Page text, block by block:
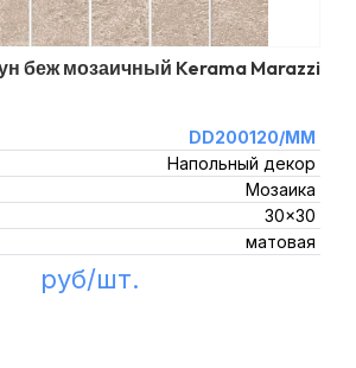
беж мозаичный Kerama Marazzi
DD200120/MM
Напольный декор
Мозаика
30x30
матовая
руб/шт.